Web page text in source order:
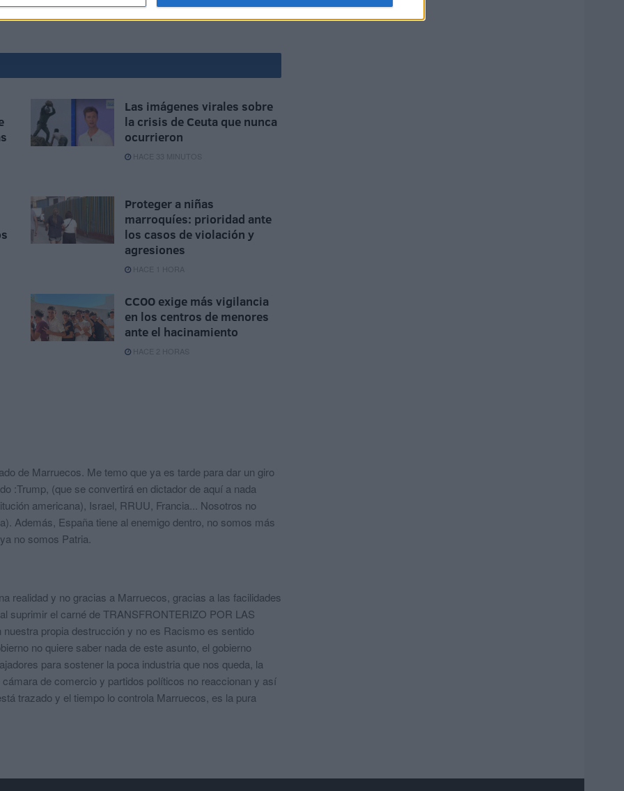
Las imágenes virales sobre
la crisis de Ceuta que nunca
ocurrieron
HACE 33 MINUTOS
Proteger a niñas
marroquíes: prioridad ante
los casos de violación y
agresiones
HACE 1 HORA
CCOO exige más vigilancia
en los centros de menores
ante el hacinamiento
HACE 2 HORAS
de Marruecos. Me temo que ya es tarde para dar un giro
:Trump, (que se convertirá en dictador de aquí a nada
americana), Israel, RRUU, Francia... Nosotros no
Además, España tiene al enemigo dentro, no somos más
no somos Patria.
realidad y no gracias a Marruecos, gracias a las facilidades
suprimir el carné de TRANSFRONTERIZO POR LAS
propia destrucción y no es Racismo es sentido
no quiere saber nada de este asunto, el gobierno
para sostener la poca industria que nos queda, la
de comercio y partidos políticos no reaccionan y así
trazado y el tiempo lo controla Marruecos, es la pura